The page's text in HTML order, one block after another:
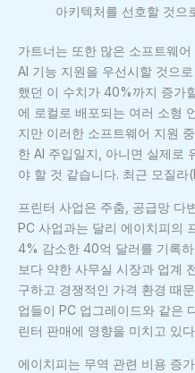
아키텍처를 선호할 것으
가트너는 또한 많은 소프트웨
AI 기능 지원을 우선시할 것으
했던 이 수치가 40%까지 증가
에 로컬로 배포되는 여러 소형
지만 이러한 소프트웨어 지원
한 AI 주입일지, 아니면 실제로
야 할 것 같습니다. 최근 모질
프린터 사업은 주춤, 공급망 다
PC 사업과는 달리 에이치피의
4% 감소한 40억 달러를 기록
보다 약한 사무실 시장과 업계
구하고 경쟁적인 가격 환경 때
업들이 PC 업그레이드와 같은
린터 판매에 영향을 미치고 있
에이치피는 무역 관련 비용 증